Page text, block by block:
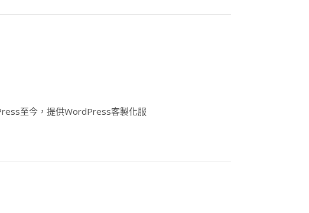
至今，提供WordPress客製化服